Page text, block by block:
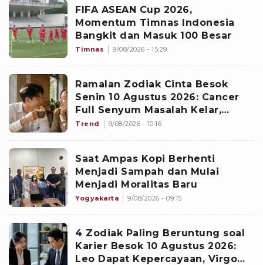
FIFA ASEAN Cup 2026,
Momentum Timnas Indonesia
Bangkit dan Masuk 100 Besar
Timnas 9/08/2026 - 15:29
Ramalan Zodiak Cinta Besok
Senin 10 Agustus 2026: Cancer
Full Senyum Masalah Kelar,
Scorpio Awas Terprovokasi
Trend 9/08/2026 - 10:16
Saat Ampas Kopi Berhenti
Menjadi Sampah dan Mulai
Menjadi Moralitas Baru
Yogyakarta 9/08/2026 - 09:15
4 Zodiak Paling Beruntung soal
Karier Besok 10 Agustus 2026:
Leo Dapat Kepercayaan, Virgo